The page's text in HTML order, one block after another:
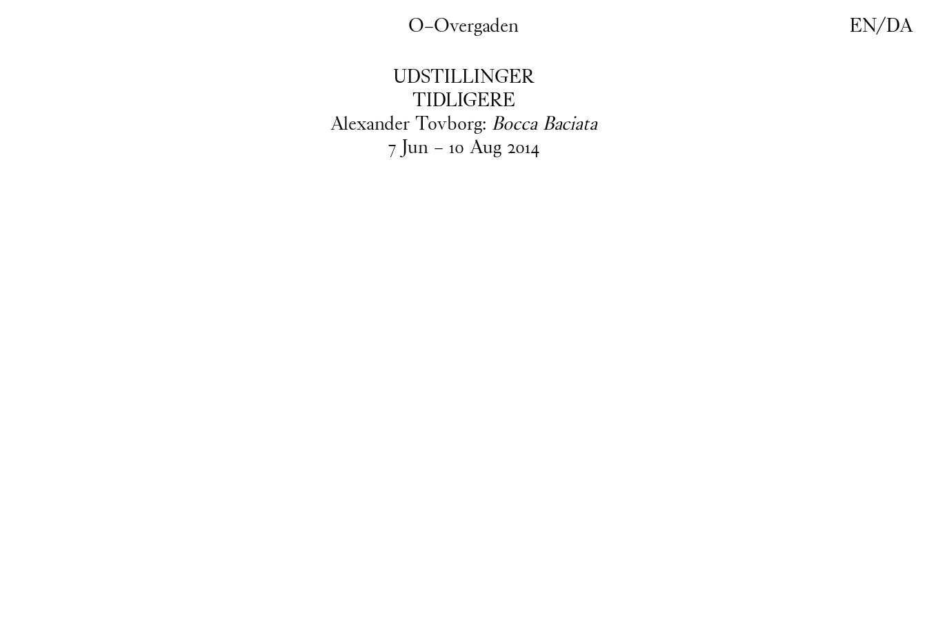
O–Overgaden EN/DA
UDSTILLINGER
TIDLIGERE
Alexander Tovborg: Bocca Baciata
7 Jun – 10 Aug 2014